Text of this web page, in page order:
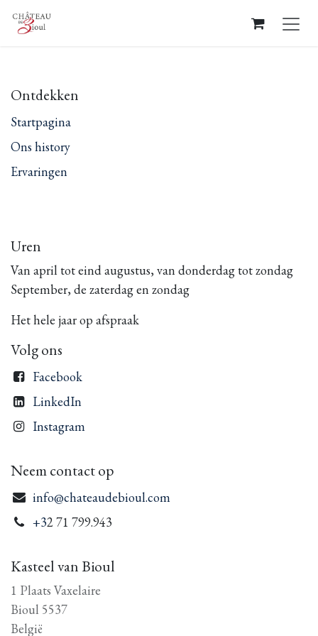
Overslaan naar inhoud
Ontdekken
Startpagina
Ons history
Ervaringen
Uren
Van april tot eind augustus, van donderdag tot zondag
September, de zaterdag en zondag
Het hele jaar op afspraak
Volg ons
Facebook
LinkedIn
Instagram
Neem contact op
info@chateaudebioul.com
+32 71 799.943
Kasteel van Bioul
1 Plaats Vaxelaire
Bioul 5537
België